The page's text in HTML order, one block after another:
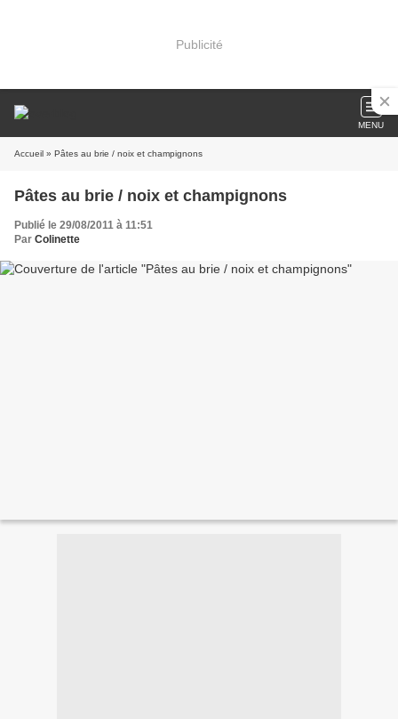
Publicité
MENU
Accueil » Pâtes au brie / noix et champignons
Pâtes au brie / noix et champignons
Publié le 29/08/2011 à 11:51
Par Colinette